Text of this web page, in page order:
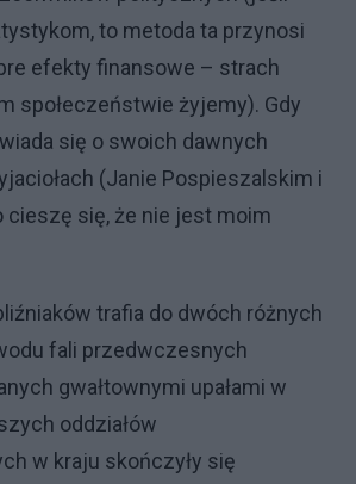
to metoda ta przynosi
efekty finansowe – strach
społeczeństwie żyjemy). Gdy
się o swoich dawnych
(Janie Pospieszalskim i
cieszę się, że nie jest moim
trafia do dwóch różnych
fali przedwczesnych
gwałtownymi upałami w
oddziałów
w kraju skończyły się